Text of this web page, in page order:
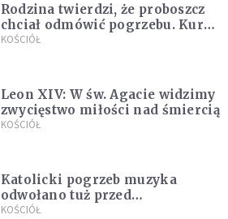
Rodzina twierdzi, że proboszcz
chciał odmówić pogrzebu. Kuria
zapowiada wyjaśnienia
KOŚCIÓŁ
Leon XIV: W św. Agacie widzimy
zwycięstwo miłości nad śmiercią
KOŚCIÓŁ
Katolicki pogrzeb muzyka
odwołano tuż przed
uroczystością. Powodem była
KOŚCIÓŁ